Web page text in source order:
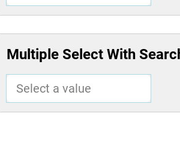
Multiple Select With
Select a value